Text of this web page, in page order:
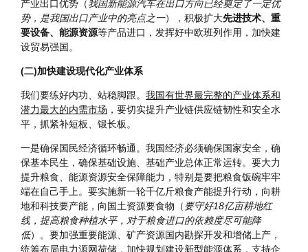
要继续发挥出口对经济的支撑作用。要稳住对发达国家出口，
扩大对新兴经济体出口，提升加工贸易水平，提高出口附加
值，扩大服务贸易，发展数字贸易，巩固拓展新能源汽车等新
产业出口优势（
势，是我国出口产业中的亮点之一
设贸易强国。
(二)加快建设现代化产业体系
我们要练好内功、站稳脚跟。 我国有世界最完整的产业体系和
潜力最大的内需市场，要切实提升产业链供应链韧性和安全水
平，抓紧补短板、锻长板。
一是确保国民经济循环畅通。我国经济必须确保国家安全，确
保基本民生，确保基础设施、基础产业总体正常运转。要大力
提升粮食、能源资源安全保障能力，特别是要把粮食饭碗牢牢
端在自己手上。要实施新一轮千亿斤粮食产能提升行动，向耕